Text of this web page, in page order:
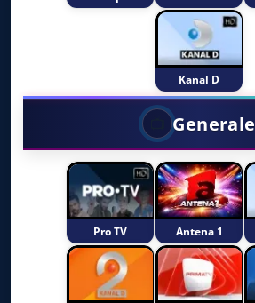
Kanal D
Generale
Pro TV Antena 1